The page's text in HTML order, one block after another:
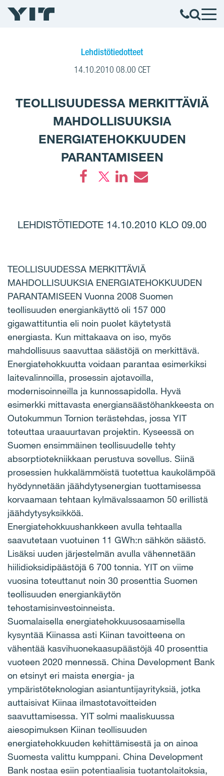
Lehdistötiedotteet
14.10.2010 08.00 CET
TEOLLISUUDESSA MERKITTÄVIÄ
MAHDOLLISUUKSIA
ENERGIATEHOKKUUDEN
PARANTAMISEEN
LEHDISTÖTIEDOTE 14.10.2010 KLO 09.00
TEOLLISUUDESSA MERKITTÄVIÄ
MAHDOLLISUUKSIA ENERGIATEHOKKUUDEN
PARANTAMISEEN Vuonna 2008 Suomen
teollisuuden energiankäyttö oli 157 000
gigawattituntia eli noin puolet käytetystä
energiasta. Kun mittakaava on iso, myös
mahdollisuus saavuttaa säästöjä on merkittävä.
Energiatehokkuutta voidaan parantaa esimerkiksi
laitevalinnoilla, prosessin ajotavoilla,
modernisoinneilla ja kunnossapidolla. Hyvä
esimerkki mittavasta energiansäästöhankkeesta on
Outokummun Tornion terästehdas, jossa YIT
toteuttaa uraauurtavan projektin. Kyseessä on
Suomen ensimmäinen teollisuudelle tehty
absorptiotekniikkaan perustuva sovellus. Siinä
prosessien hukkalämmöistä tuotettua kaukolämpöä
hyödynnetään jäähdytysenergian tuottamisessa
korvaamaan tehtaan kylmävalssaamon 50 erillistä
jäähdytysyksikköä.
Energiatehokkuushankkeen avulla tehtaalla
saavutetaan vuotuinen 11 GWh:n sähkön säästö.
Lisäksi uuden järjestelmän avulla vähennetään
hiilidioksidipäästöjä 6 700 tonnia. YIT on viime
vuosina toteuttanut noin 30 prosenttia Suomen
teollisuuden energiankäytön
tehostamisinvestoinneista.
Suomalaisella energiatehokkuusosaamisella
kysyntää Kiinassa asti Kiinan tavoitteena on
vähentää kasvihuonekaasupäästöjä 40 prosenttia
vuoteen 2020 mennessä. China Development Bank
on etsinyt eri maista energia- ja
ympäristöteknologian asiantuntijayrityksiä, jotka
auttaisivat Kiinaa ilmastotavoitteiden
saavuttamisessa. YIT solmi maaliskuussa
aiesopimuksen Kiinan teollisuuden
energiatehokkuuden kehittämisestä ja on ainoa
Suomesta valittu kumppani. China Development
Bank nostaa esiin potentiaalisia tuotantolaitoksia,